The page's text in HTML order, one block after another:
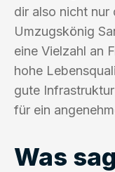
dir also nicht
Umzugskönig
eine Vielzahl an
hohe
gute
für ein
Was